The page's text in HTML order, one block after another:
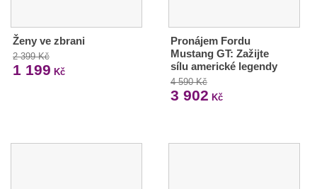
Ženy ve zbrani
2 399 Kč
1 199 Kč
Pronájem Fordu
Mustang GT: Zažijte
sílu americké legendy
4 590 Kč
3 902 Kč